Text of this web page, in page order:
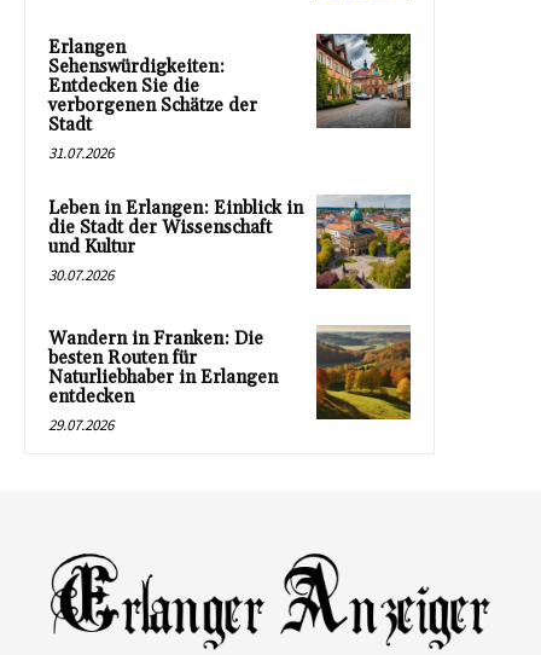
Erlangen
Sehenswürdigkeiten:
Entdecken Sie die
verborgenen Schätze der
Stadt
31.07.2026
Leben in Erlangen: Einblick in
die Stadt der Wissenschaft
und Kultur
30.07.2026
Wandern in Franken: Die
besten Routen für
Naturliebhaber in Erlangen
entdecken
29.07.2026